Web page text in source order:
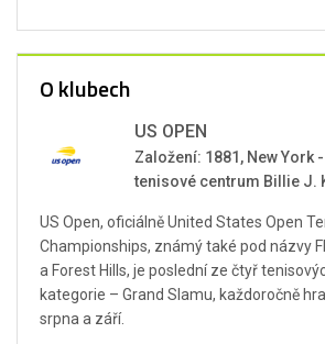
O klubech
US OPEN
Založení: 1881, New York
tenisové centrum Billie J.
US Open, oficiálně United States Open
Championships, známý také pod názvy
a Forest Hills, je poslední ze čtyř
kategorie – Grand Slamu, každoročně
srpna a září.